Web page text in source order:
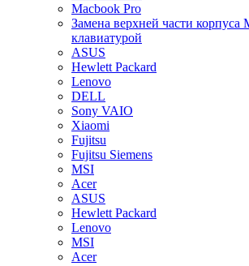
Macbook Pro
Замена верхней части корпуса
клавиатурой
ASUS
Hewlett Packard
Lenovo
DELL
Sony VAIO
Xiaomi
Fujitsu
Fujitsu Siemens
MSI
Acer
ASUS
Hewlett Packard
Lenovo
MSI
Acer